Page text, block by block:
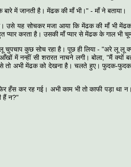
बारे में जानती है। मेंढक की माँ भी।" - माँ ने बताया।
उसे यह सोचकर मजा आया कि मेंढक की माँ भी
करता है। उसकी माँ प्यार से मेंढक के गाल भी
चुपचाप कुछ सोच रहा है। पूछ ही लिया - "अरे लू लू
में नन्हीं सी शरारत नाचने लगी। बोला, "मैं
तो अभी मेंढक को देखना है। चलते हुए। फुदक-
हँस कर रह गई। अभी काम भी तो काफी पड़ा था
हैं न?"